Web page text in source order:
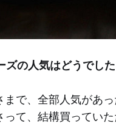
ズの人気はどうでした
まで、全部人気があ
って、結構買っていた